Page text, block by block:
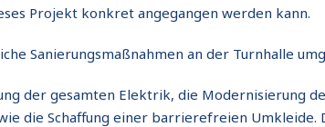
Projekt konkret angegangen werden kann.
Sanierungsmaßnahmen an der Turnhalle
der gesamten Elektrik, die Modernisierung
die Schaffung einer barrierefreien Umkleide.